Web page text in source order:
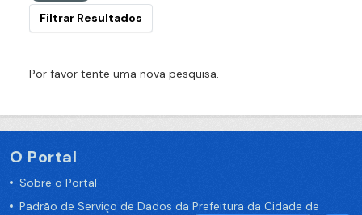
Filtrar Resultados
Por favor tente uma nova pesquisa.
O Portal
Sobre o Portal
Padrão de Serviço de Dados da Prefeitura da Cidade de